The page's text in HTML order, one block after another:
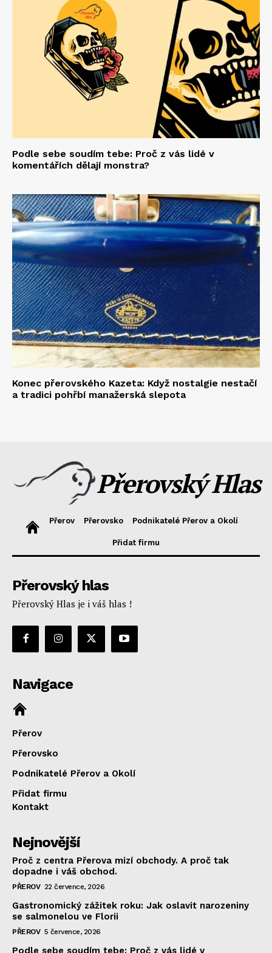
Podle sebe soudím tebe: Proč z vás lidé v
komentářích dělají monstra?
Konec přerovského Kazeta: Když nostalgie nestačí
a tradici pohřbí manažerská slepota
Přerovský Hlas
Přerov Přerovsko Podnikatelé Přerov a Okolí
Přidat firmu
Přerovský hlas
Přerovský Hlas je i váš hlas !
Navigace
Přerov
Přerovsko
Podnikatelé Přerov a Okolí
Přidat firmu
Kontakt
Nejnovější
Proč z centra Přerova mizí obchody. A proč tak
dopadne i váš obchod.
PŘEROV 22 července, 2026
Gastronomický zážitek roku: Jak oslavit narozeniny
se salmonelou ve Florii
PŘEROV 5 července, 2026
Podle sebe soudím tebe: Proč z vás lidé v